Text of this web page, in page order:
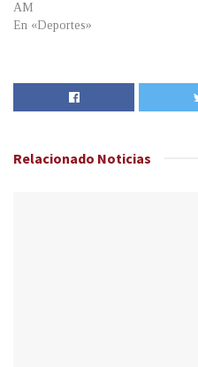
AM
En «Deportes»
Relacionado Noticias